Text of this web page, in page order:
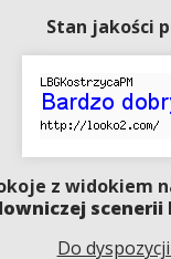
Stan jakości
z widokiem
scenerii
Do